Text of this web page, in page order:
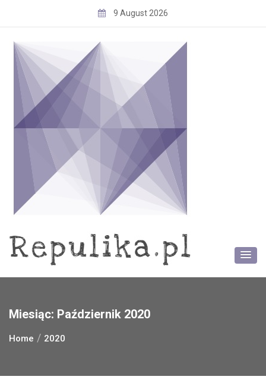
9 August 2026
Miesiąc: Październik 2020
Home 2020